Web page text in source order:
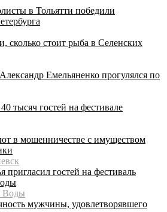
в Тольятти победили
сколько стоит рыба в Селенских
Емельяненко прогулялся по
тысяч гостей на фестивале
в мошенничестве с имуществом
пригласил гостей на фестиваль
Воды
мужчины, удовлетворявшего